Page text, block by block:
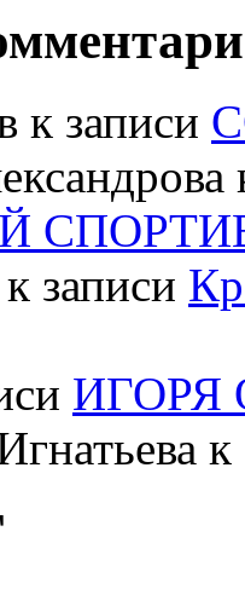
к записи
к записи
ИГОРЯ
к